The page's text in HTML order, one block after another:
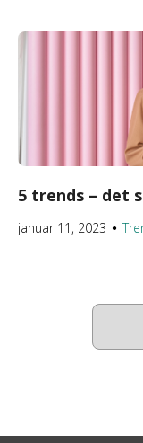
5 trends – det
januar 11, 2023 ●